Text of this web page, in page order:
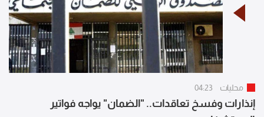
محليات 04:23
إنذارات وفسخ تعاقدات.. "الضمان" يواجه فواتير